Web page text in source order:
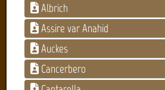
Albrich
Assire var Anahid
Auckes
Cancerbero